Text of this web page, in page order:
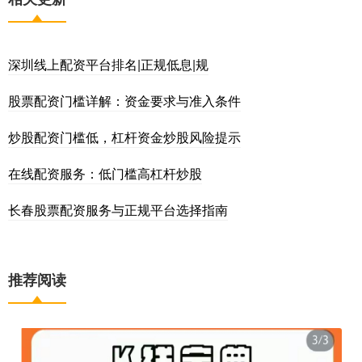
深圳线上配资平台排名|正规低息|规
股票配资门槛详解：资金要求与准入条件
炒股配资门槛低，杠杆资金炒股风险提示
在线配资服务：低门槛高杠杆炒股
长春股票配资服务与正规平台选择指南
推荐阅读